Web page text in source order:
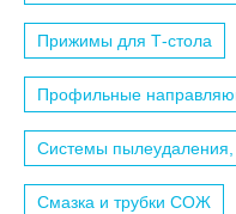
Прижимы для Т-стола
Профильные
Системы
Смазка и трубки СОЖ